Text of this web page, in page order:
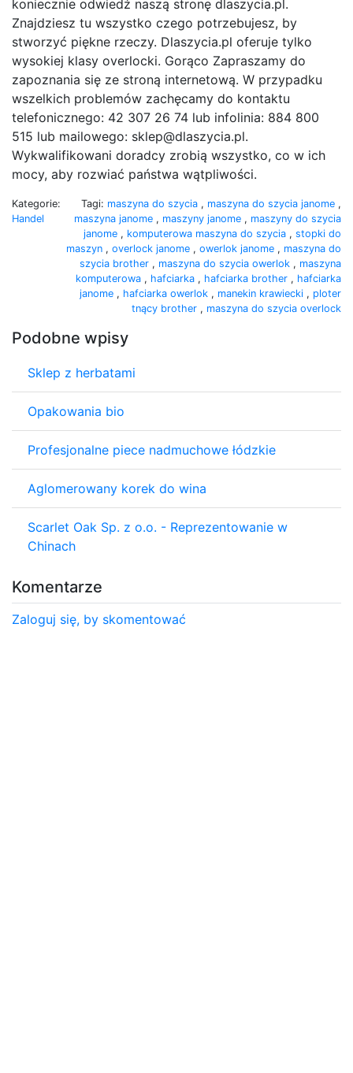
koniecznie odwiedź naszą stronę dlaszycia.pl.
Znajdziesz tu wszystko czego potrzebujesz, by
stworzyć piękne rzeczy. Dlaszycia.pl oferuje tylko
wysokiej klasy overlocki. Gorąco Zapraszamy do
zapoznania się ze stroną internetową. W przypadku
wszelkich problemów zachęcamy do kontaktu
telefonicznego: 42 307 26 74 lub infolinia: 884 800
515 lub mailowego: sklep@dlaszycia.pl.
Wykwalifikowani doradcy zrobią wszystko, co w ich
mocy, aby rozwiać państwa wątpliwości.
Kategorie:
Handel
Tagi: maszyna do szycia , maszyna do szycia janome ,
maszyna janome , maszyny janome , maszyny do szycia
janome , komputerowa maszyna do szycia , stopki do
maszyn , overlock janome , owerlok janome , maszyna do
szycia brother , maszyna do szycia owerlok , maszyna
komputerowa , hafciarka , hafciarka brother , hafciarka
janome , hafciarka owerlok , manekin krawiecki , ploter
tnący brother , maszyna do szycia overlock
Podobne wpisy
Sklep z herbatami
Opakowania bio
Profesjonalne piece nadmuchowe łódzkie
Aglomerowany korek do wina
Scarlet Oak Sp. z o.o. - Reprezentowanie w
Chinach
Komentarze
Zaloguj się, by skomentować